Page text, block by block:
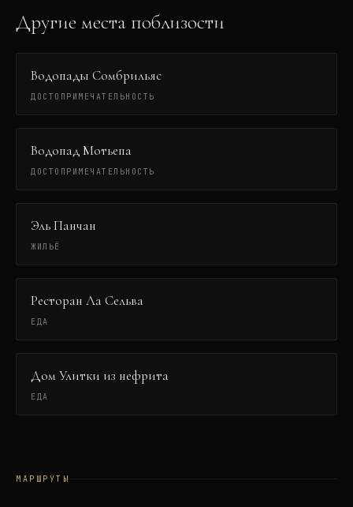
Другие места поблизости
Водопады Сомбрильяс
ДОСТОПРИМЕЧАТЕЛЬНОСТЬ
Водопад Мотьепа
ДОСТОПРИМЕЧАТЕЛЬНОСТЬ
Эль Панчан
ЖИЛЬЁ
Ресторан Ла Сельва
ЕДА
Дом Улитки из нефрита
ЕДА
МАРШРУТЫ